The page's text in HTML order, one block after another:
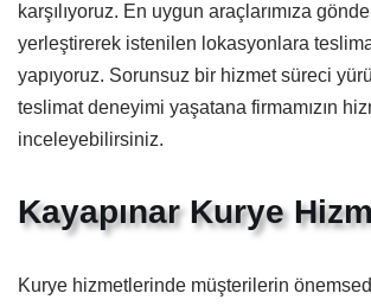
karşılıyoruz. En uygun araçlarımıza
yerleştirerek istenilen lokasyonlara
yapıyoruz. Sorunsuz bir hizmet süreci
teslimat deneyimi yaşatana firmamızın
inceleyebilirsiniz.
Kayapınar Kurye
Kurye hizmetlerinde müşterilerin